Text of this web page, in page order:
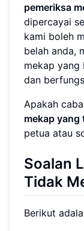
pemeriksa
dipercayai
kami boleh
belah anda,
mekap yang
dan
Apakah
mekap
petua atau
Soalan
Tidak
Berikut